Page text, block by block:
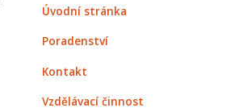
Úvodní stránka
Poradenství
Kontakt
Vzdělávací činnost